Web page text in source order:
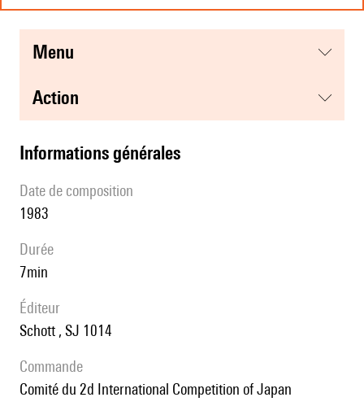
menu
action
informations générales
date de composition
1983
durée
7min
éditeur
Schott , SJ 1014
Commande
comité du 2d International Competition of Japan